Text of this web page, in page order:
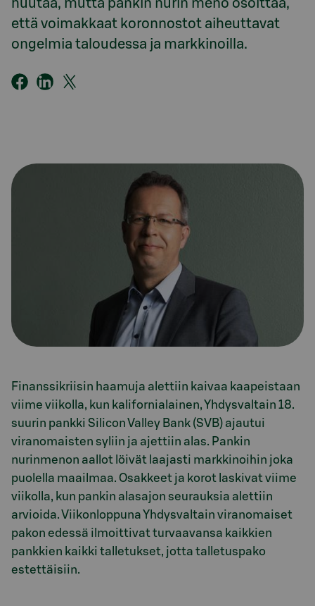
huutaa, mutta pankin nurin meno osoittaa,
että voimakkaat koronnostot aiheuttavat
ongelmia taloudessa ja markkinoilla.
Finanssikriisin haamuja alettiin kaivaa kaapeistaan
viime viikolla, kun kalifornialainen, Yhdysvaltain 18.
suurin pankki Silicon Valley Bank (SVB) ajautui
viranomaisten syliin ja ajettiin alas. Pankin
nurinmenon aallot löivät laajasti markkinoihin joka
puolella maailmaa. Osakkeet ja korot laskivat viime
viikolla, kun pankin alasajon seurauksia alettiin
arvioida. Viikonloppuna Yhdysvaltain viranomaiset
pakon edessä ilmoittivat turvaavansa kaikkien
pankkien kaikki talletukset, jotta talletuspako
estettäisiin.